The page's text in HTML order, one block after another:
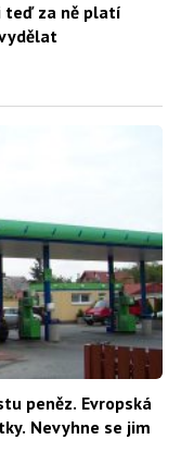
teď za ně platí
peněz. Evropská
Nevyhne se jim